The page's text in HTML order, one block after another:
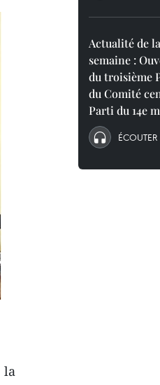
la
Actualité de la
semaine :
du troisième
du Comité
Parti du 14e
ÉCOUTER